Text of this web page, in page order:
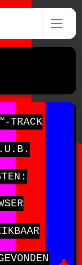
TRACK